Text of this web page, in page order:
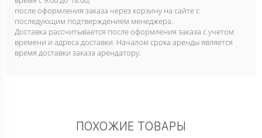
после оформления заказа через корзину на сайте с
последующим подтверждением менеджера.
Доставка рассчитывается после оформления заказа с учетом
времени и адреса доставки. Началом срока аренды является
время доставки заказа арендатору.
ПОХОЖИЕ ТОВАРЫ